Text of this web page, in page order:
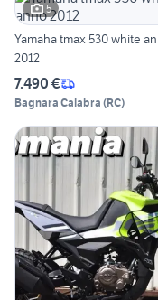
5
Yamaha tmax 530 white
2012
7.490 €
Bagnara Calabra (RC)